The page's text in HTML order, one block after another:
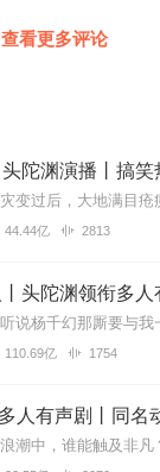
查看更多评论
44.44亿 2813
110.69亿 1754